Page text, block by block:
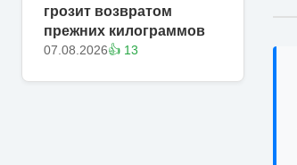
грозит возвратом
прежних килограммов
07.08.2026👍 13